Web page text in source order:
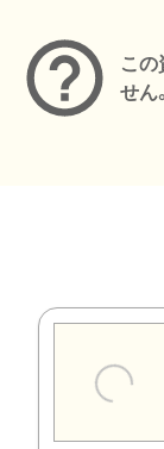
こ
せん。